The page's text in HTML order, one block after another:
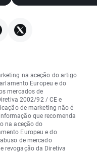
na aceção do artigo
Europeu e do
mercados de
2002/92 / CE e
de marketing não é
que recomenda
na aceção do
Europeu e do
de mercado
revogação da Diretiva